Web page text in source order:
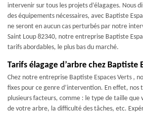
intervenir sur tous les projets d’élagages. Nous
des équipements nécessaires, avec Baptiste
ne seront en aucun cas perturbés par notre
Saint Loup 82340, notre entreprise Baptiste
tarifs abordables, le plus bas du marché.
Tarifs élagage d’arbre chez Baptiste
Chez notre entreprise Baptiste Espaces Verts ,
fixes pour ce genre d’intervention. En effet, nos
plusieurs facteurs, comme : le type de taille que
de votre arbre, la difficulté des tâches, etc.